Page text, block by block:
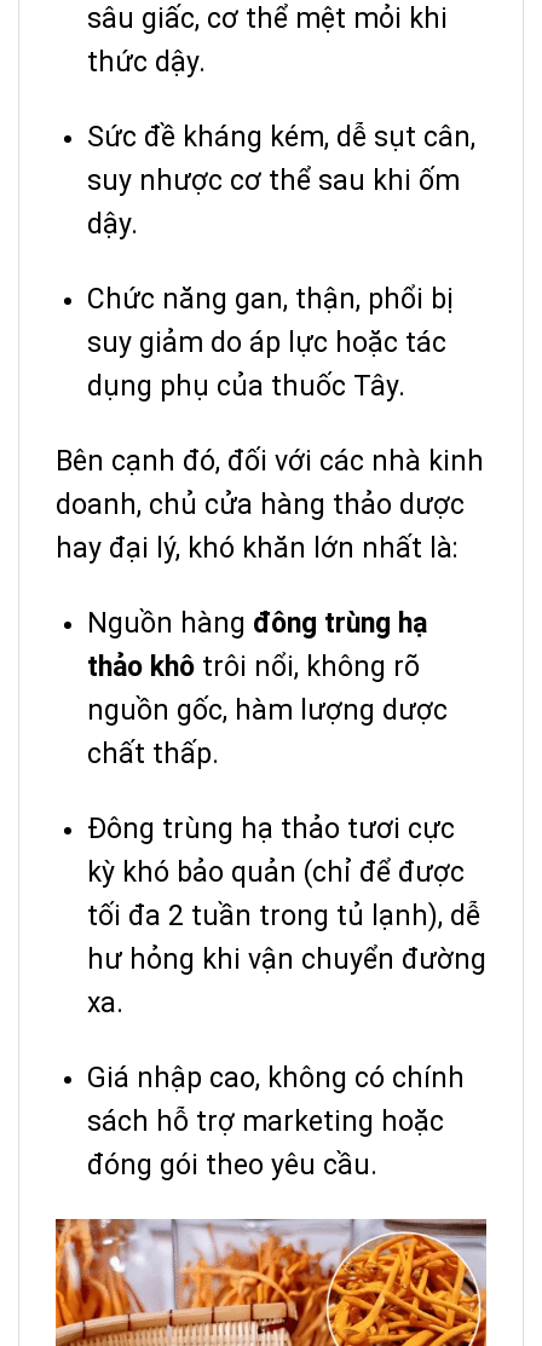
sâu giấc, cơ thể mệt mỏi khi
thức dậy.
Sức đề kháng kém, dễ sụt cân,
suy nhược cơ thể sau khi ốm
dậy.
Chức năng gan, thận, phổi bị
suy giảm do áp lực hoặc tác
dụng phụ của thuốc Tây.
Bên cạnh đó, đối với các nhà kinh
doanh, chủ cửa hàng thảo dược
hay đại lý, khó khăn lớn nhất là:
Nguồn hàng đông trùng hạ
thảo khô trôi nổi, không rõ
nguồn gốc, hàm lượng dược
chất thấp.
Đông trùng hạ thảo tươi cực
kỳ khó bảo quản (chỉ để được
tối đa 2 tuần trong tủ lạnh), dễ
hư hỏng khi vận chuyển đường
xa.
Giá nhập cao, không có chính
sách hỗ trợ marketing hoặc
đóng gói theo yêu cầu.